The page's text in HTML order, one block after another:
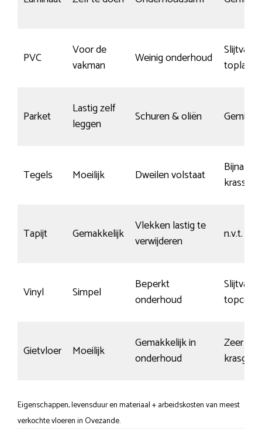
PVC
Voor de
vakman
Weinig onderhoud
Slijtvaste
toplaag
Parket
Lastig zelf
leggen
Schuren & oliën
Tegels Moeilijk Dweilen volstaat
Bijna
krassen
Tapijt Gemakkelijk
Vlekken lastig te
verwijderen
n.v.t.
Vinyl Simpel
Beperkt
onderhoud
Slijtvaste
Gietvloer Moeilijk
Gemakkelijk in
onderhoud
Zeer
Eigenschappen, levensduur en materiaal + arbeidskosten van meest
verkochte vloeren in Ovezande.